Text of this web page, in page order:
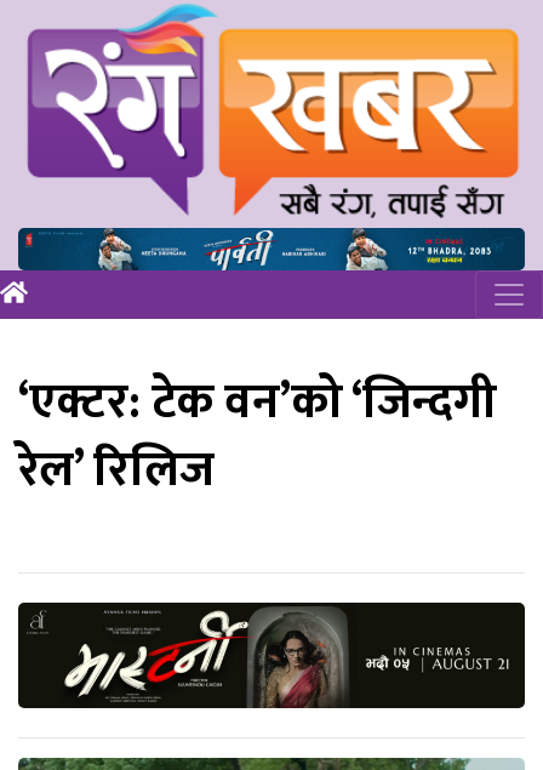
‘एक्टर: टेक वन’को ‘जिन्दगी
रेल’ रिलिज